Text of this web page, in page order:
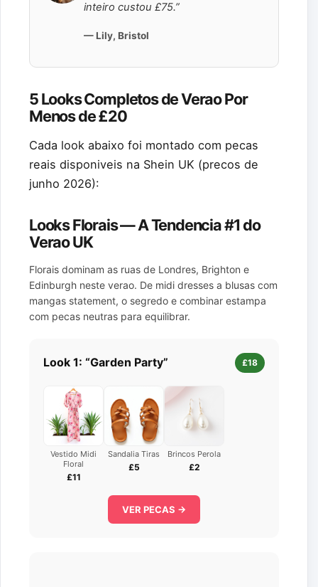
inteiro custou £75.”
— Lily, Bristol
5 Looks Completos de Verao Por
Menos de £20
Cada look abaixo foi montado com pecas
reais disponiveis na Shein UK (precos de
junho 2026):
Looks Florais — A Tendencia #1 do
Verao UK
Florais dominam as ruas de Londres, Brighton e
Edinburgh neste verao. De midi dresses a blusas com
mangas statement, o segredo e combinar estampa
com pecas neutras para equilibrar.
Look 1: “Garden Party” £18
Vestido Midi
Floral
£11
Sandalia Tiras
£5
Brincos Perola
£2
VER PECAS →